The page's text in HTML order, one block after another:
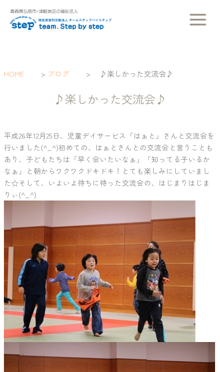
プHOME > ブログ > ♪楽しかった交流会♪
♪楽しかった交流会♪
平成26年12月25日、児童デイサービス「はぁと」さんと交流会を
行いました(^_^)初めての、はぁとさんとの交流会と言うことも
あり、子どもたちは「早く会いたいなぁ」「知ってる子いるか
なぁ」と朝からワクワクドキドキ！とても楽しみにしていまし
た☆そして、いよいよ待ちに待った交流会の、はじまりはじま
りぃ(^_^)